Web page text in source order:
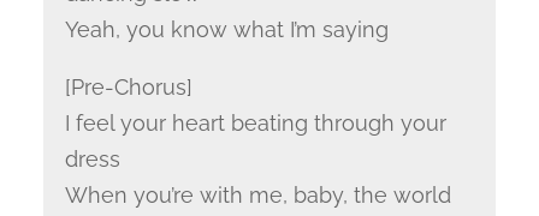
Yeah, you know what I’m saying
[Pre-Chorus]
I feel your heart beating through your
dress
When you’re with me, baby, the world